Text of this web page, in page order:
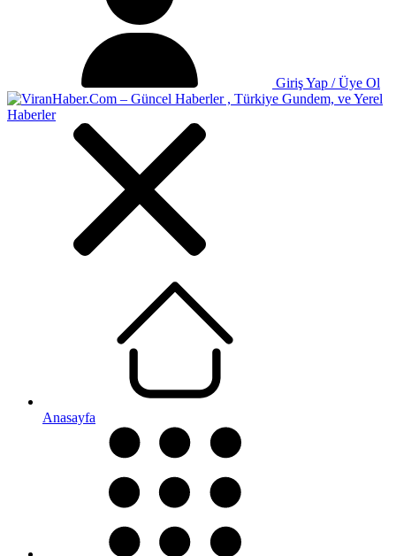
Giriş Yap / Üye Ol
Anasayfa